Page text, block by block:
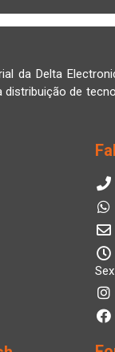
da Delta
de